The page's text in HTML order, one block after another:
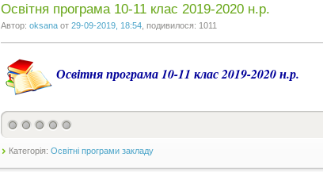
Освітня програма 10-11 клас 2019-2020 н.р.
Автор: oksana от 29-09-2019, 18:54 , подивилося: 1011
Освітня програма 10-11 клас 2019-2020 н.р.
Категорія: Освітні програми закладу